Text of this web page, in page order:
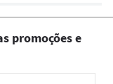
promoções e